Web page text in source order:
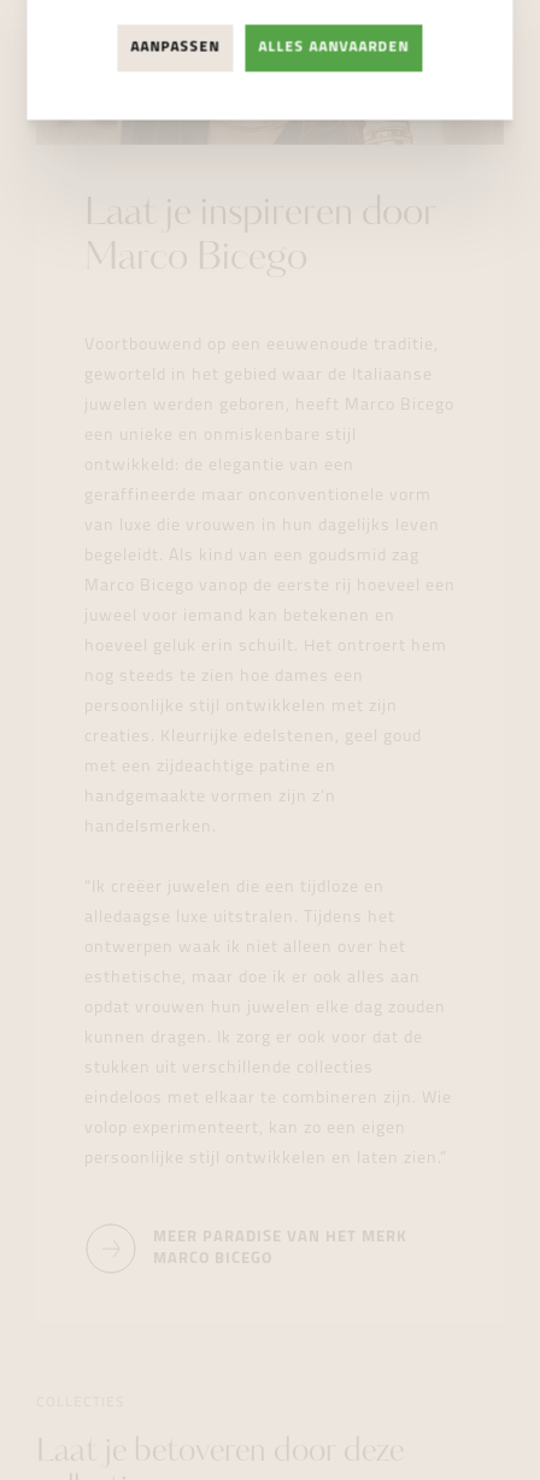
Laat je inspireren door
Marco Bicego
Voortbouwend op een eeuwenoude traditie,
geworteld in het gebied waar de Italiaanse
juwelen werden geboren, heeft Marco Bicego
een unieke en onmiskenbare stijl
ontwikkeld: de elegantie van een
geraffineerde maar onconventionele vorm
van luxe die vrouwen in hun dagelijks leven
begeleidt. Als kind van een goudsmid zag
Marco Bicego vanop de eerste rij hoeveel een
juweel voor iemand kan betekenen en
hoeveel geluk erin schuilt. Het ontroert hem
nog steeds te zien hoe dames een
persoonlijke stijl ontwikkelen met zijn
creaties. Kleurrijke edelstenen, geel goud
met een zijdeachtige patine en
handgemaakte vormen zijn z’n
handelsmerken.
“Ik creëer juwelen die een tijdloze en
alledaagse luxe uitstralen. Tijdens het
ontwerpen waak ik niet alleen over het
esthetische, maar doe ik er ook alles aan
opdat vrouwen hun juwelen elke dag zouden
kunnen dragen. Ik zorg er ook voor dat de
stukken uit verschillende collecties
eindeloos met elkaar te combineren zijn. Wie
volop experimenteert, kan zo een eigen
persoonlijke stijl ontwikkelen en laten zien.”
MEER PARADISE VAN HET MERK
MARCO BICEGO
Laat je betoveren door deze
AANPASSEN ALLES AANVAARDEN